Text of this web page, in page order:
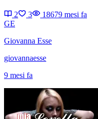
2 3 18679 mesi fa
GE
Giovanna Esse
giovannaesse
9 mesi fa